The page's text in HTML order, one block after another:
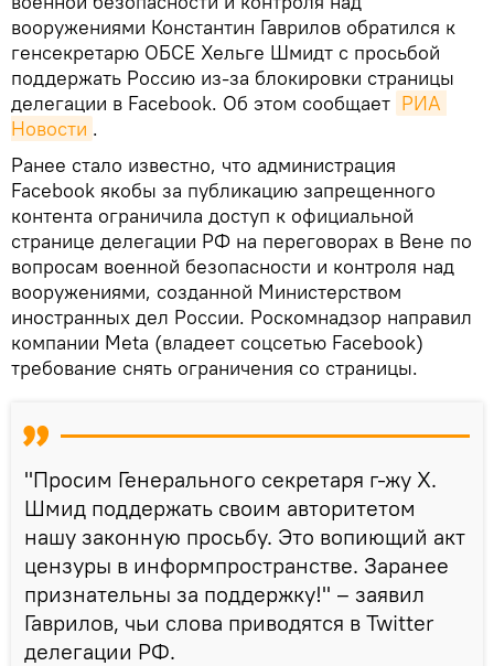
вооружениями Константин Гаврилов обратился к
генсекретарю ОБСЕ Хельге Шмидт с просьбой
поддержать Россию из-за блокировки страницы
делегации в Facebook. Об этом сообщает РИА
Новости .
Ранее стало известно, что администрация
Facebook якобы за публикацию запрещенного
контента ограничила доступ к официальной
странице делегации РФ на переговорах в Вене по
вопросам военной безопасности и контроля над
вооружениями, созданной Министерством
иностранных дел России. Роскомнадзор направил
компании Meta (владеет соцсетью Facebook)
требование снять ограничения со страницы.
"Просим Генерального секретаря г-жу Х.
Шмид поддержать своим авторитетом
нашу законную просьбу. Это вопиющий акт
цензуры в информпространстве. Заранее
признательны за поддержку!" – заявил
Гаврилов, чьи слова приводятся в Twitter
делегации РФ.